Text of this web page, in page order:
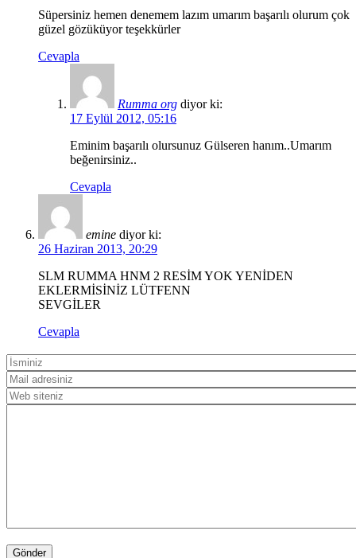
Süpersiniz hemen denemem lazım umarım başarılı olurum çok
güzel gözüküyor teşekkürler
Cevapla
Rumma org diyor ki:
17 Eylül 2012, 05:16
Eminim başarılı olursunuz Gülseren hanım..Umarım
beğenirsiniz..
Cevapla
emine diyor ki:
26 Haziran 2013, 20:29
SLM RUMMA HNM 2 RESİM YOK YENİDEN
EKLERMİSİNİZ LÜTFENN
SEVGİLER
Cevapla